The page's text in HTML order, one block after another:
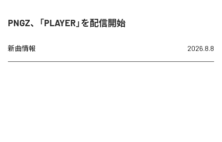
PNGZ、「PLAYER」を配信開始
新曲情報 2026.8.8